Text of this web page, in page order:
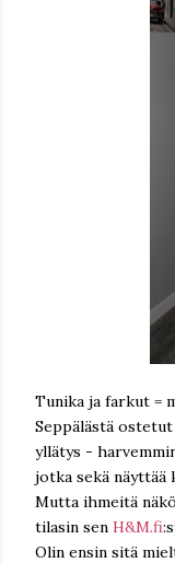
Tunika ja farkut =
Seppälästä
yllätys -
jotka sekä näyttää
Mutta ihmeitä
tilasin sen H&M.fi
Olin ensin sitä